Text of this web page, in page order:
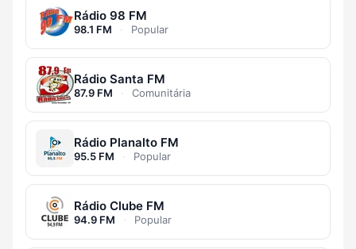
Rádio 98 FM
98.1 FM · Popular
Rádio Santa FM
87.9 FM · Comunitária
Rádio Planalto FM
95.5 FM · Popular
Rádio Clube FM
94.9 FM · Popular